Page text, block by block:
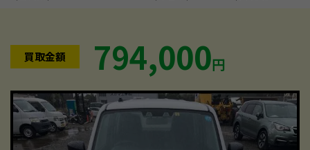
買取金額 794,000円